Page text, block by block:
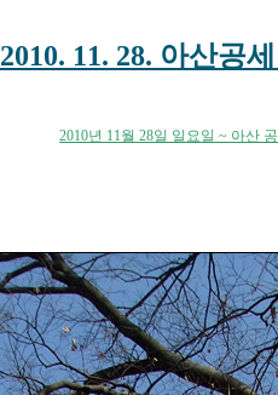
2010. 11. 28. 아산공
2010년 11월 28일 일요일 ~ 아산